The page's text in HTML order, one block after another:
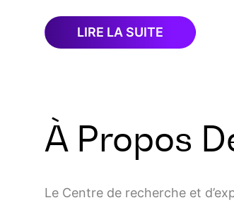
LIRE LA SUITE
À Propos
Le Centre de recherche et